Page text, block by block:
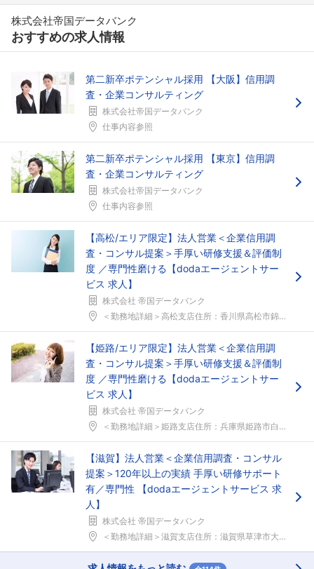
株式会社帝国データバンク
おすすめの求人情報
第二新卒ポテンシャル採用 【大阪】信用調
査・企業コンサルティング
株式会社帝国データバンク
仕事内容参照
第二新卒ポテンシャル採用 【東京】信用調
査・企業コンサルティング
株式会社帝国データバンク
仕事内容参照
【高松/エリア限定】法人営業＜企業信用調
査・コンサル提案＞手厚い研修支援＆評価制
度 ／専門性磨ける【dodaエージェントサー
ビス 求人】
株式会社 帝国データバンク
＜勤務地詳細＞高松支店住所：香川県高松市錦町1-1...
【姫路/エリア限定】法人営業＜企業信用調
査・コンサル提案＞手厚い研修支援＆評価制
度 ／専門性磨ける【dodaエージェントサー
ビス 求人】
株式会社 帝国データバンク
＜勤務地詳細＞姫路支店住所：兵庫県姫路市白銀町50...
【滋賀】法人営業＜企業信用調査・コンサル
提案＞120年以上の実績 手厚い研修サポート
有／専門性 【dodaエージェントサービス 求
人】
株式会社 帝国データバンク
＜勤務地詳細＞滋賀支店住所：滋賀県草津市大路2-1...